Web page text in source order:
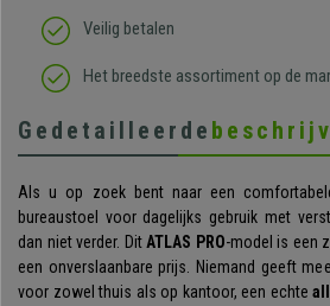
Veilig betalen
Het breedste assortiment op de
Gedetailleerde
Als u op zoek bent naar een
bureaustoel voor dagelijks gebruik met
dan niet verder. DitATLAS PRO-model is een
een onverslaanbare prijs. Niemand geeft
voor zowel thuis als op kantoor, een echte